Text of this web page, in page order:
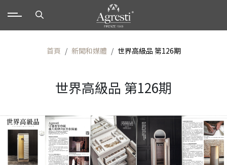
首頁 新聞和媒體 世界高級品 第126期
世界高級品 第126期